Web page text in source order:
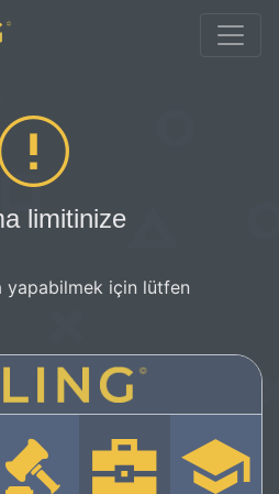
limitinize
yapabilmek için lütfen